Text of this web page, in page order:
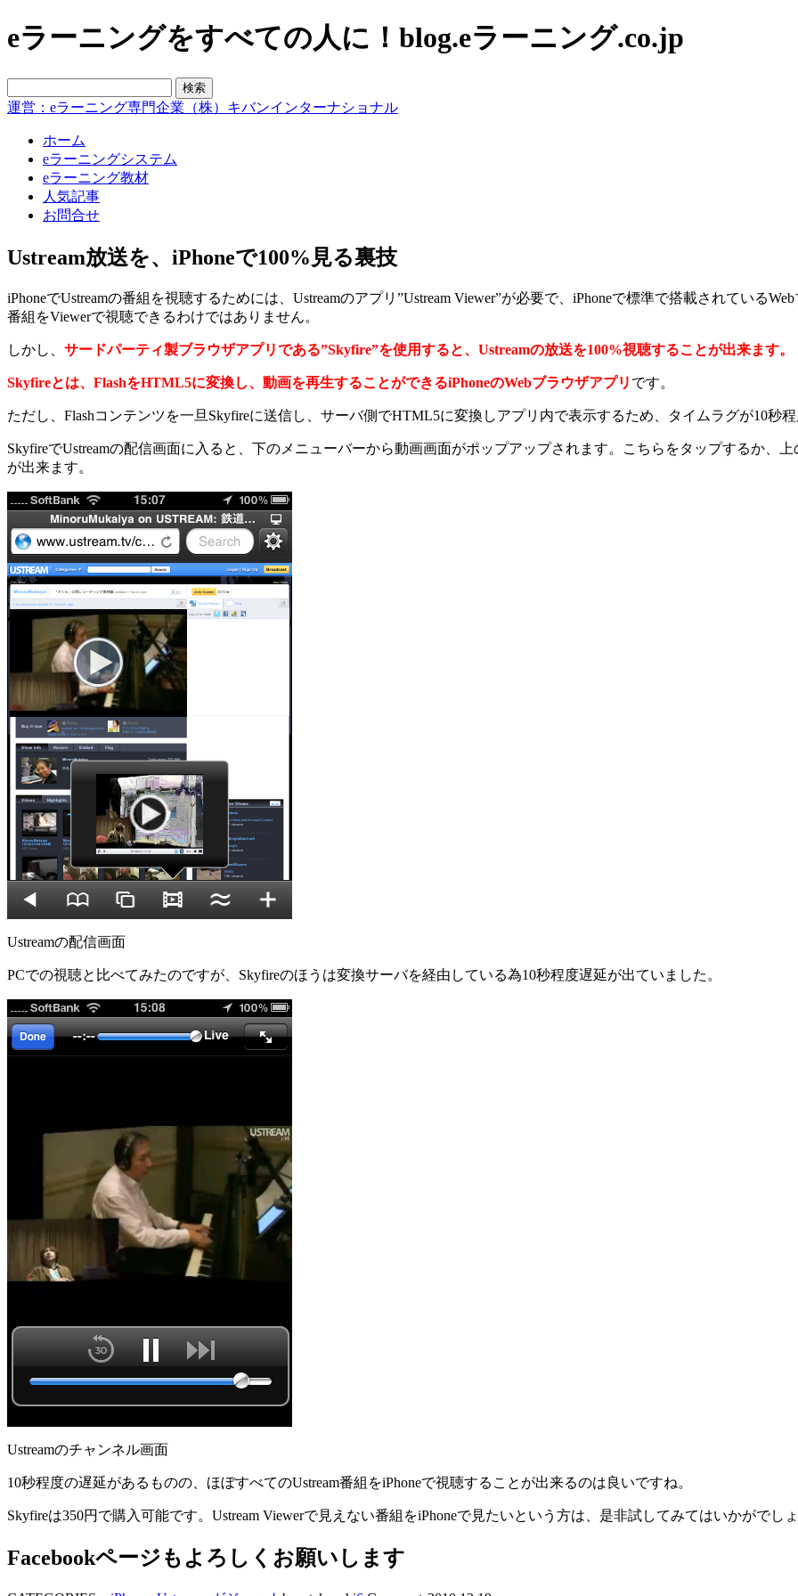
eラーニングをすべての人に！blog.eラーニング.co.jp
運営：eラーニング専門企業（株）キバンインターナショナル
ホーム
eラーニングシステム
eラーニング教材
人気記事
お問合せ
Ustream放送を、iPhoneで100%見る裏技
iPhoneでUstreamの番組を視聴するためには、Ustreamのアプリ”Ustream Viewer”が必要で、iPhoneで標準で搭載されている
番組をViewerで視聴できるわけではありません。
しかし、 サードパーティ製ブラウザアプリである”Skyfire”を使用すると、Ustreamの放送を100%視聴することが出来ます。
Skyfireとは、FlashをHTML5に変換し、動画を再生することができるiPhoneのWebブラウザアプリ です。
ただし、Flashコンテンツを一旦Skyfireに送信し、サーバ側でHTML5に変換しアプリ内で表示するため、タイムラグが10秒
SkyfireでUstreamの配信画面に入ると、下のメニューバーから動画画面がポップアップされます。こちらをタップするか、
が出来ます。
Ustreamの配信画面
PCでの視聴と比べてみたのですが、Skyfireのほうは変換サーバを経由している為10秒程度遅延が出ていました。
Ustreamのチャンネル画面
10秒程度の遅延があるものの、ほぼすべてのUstream番組をiPhoneで視聴することが出来るのは良いですね。
Skyfireは350円で購入可能です。Ustream Viewerで見えない番組をiPhoneで見たいという方は、是非試してみてはいかがでし
Facebookページもよろしくお願いします